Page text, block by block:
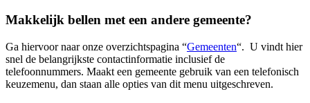
Makkelijk bellen met een andere gemeente?
Ga hiervoor naar onze overzichtspagina “Gemeenten“. U vindt hier
snel de belangrijkste contactinformatie inclusief de
telefoonnummers. Maakt een gemeente gebruik van een telefonisch
keuzemenu, dan staan alle opties van dit menu uitgeschreven.